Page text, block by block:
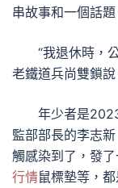
串故事和一個話題
“我退休時，
老鐵道兵尚雙鎖說
年少者是
監部部長的李志
觸感染到了，發
行情鼠標墊等，